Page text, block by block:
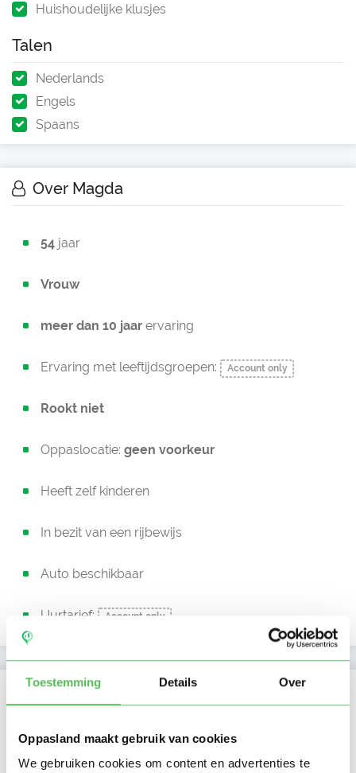
Toestemming Details Over
Oppasland maakt gebruik van cookies
We gebruiken cookies om content en advertenties te
Huishoudelijke klusjes
Talen
Nederlands
Engels
Spaans
Over Magda
54 jaar
Vrouw
meer dan 10 jaar ervaring
Ervaring met leeftijdsgroepen: Account only
Rookt niet
Oppaslocatie: geen voorkeur
Heeft zelf kinderen
In bezit van een rijbewijs
Auto beschikbaar
Uurtarief: Account only
Kan oppassen op
Ochtend
Middag